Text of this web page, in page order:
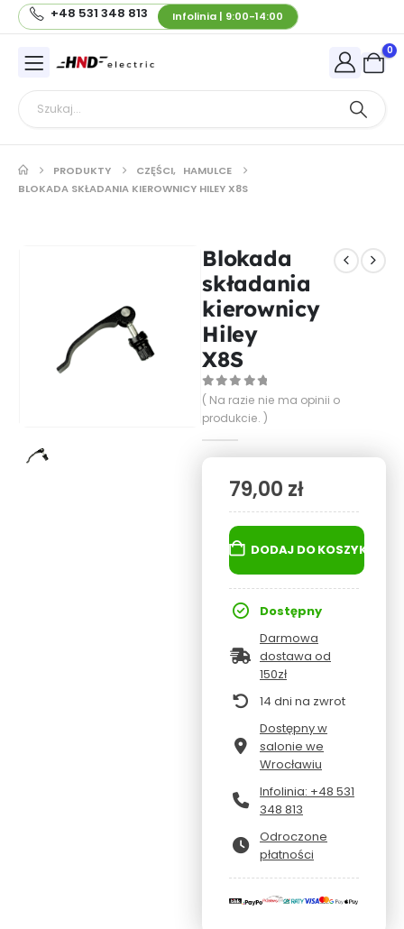
+48 531 348 813 Infolinia | 9:00-14:00
0
PRODUKTY CZĘŚCI, HAMULCE
BLOKADA SKŁADANIA KIEROWNICY HILEY X8S
Blokada
składania
kierownicy
Hiley
X8S
0out of 5
( Na razie nie ma opinii o
produkcie. )
79,00 zł
DODAJ DO KOSZYKA
Dostępny
Darmowa
dostawa od
150zł
14 dni na zwrot
Dostępny w
salonie we
Wrocławiu
Infolinia: +48 531
348 813
Odroczone
płatności